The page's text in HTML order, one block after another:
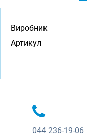
Виробник
Артикул
044 236-19-06